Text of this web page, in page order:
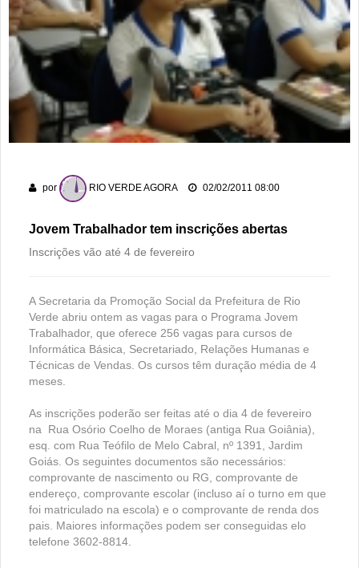
Gameleira
Polícia Militar recupera bicicleta furtada e prende suspeito
em flagrante em Montividiu
Menos é Mais faz show gratuito hoje em Rio Verde na festa
dos 178 anos da cidade
PM recaptura dois foragidos em Rio Verde
com cara de decisão antecipada
por RIO VERDE AGORA 02/02/2011 08:00
Jovem Trabalhador tem inscrições abertas
Inscrições vão até 4 de fevereiro
A Secretaria da Promoção Social da Prefeitura de Rio
Verde abriu ontem as vagas para o Programa Jovem
Trabalhador, que oferece 256 vagas para cursos de
Informática Básica, Secretariado, Relações Humanas e
Técnicas de Vendas. Os cursos têm duração média de 4
meses.
As inscrições poderão ser feitas até o dia 4 de fevereiro
na Rua Osório Coelho de Moraes (antiga Rua Goiânia),
esq. com Rua Teófilo de Melo Cabral, nº 1391, Jardim
Goiás. Os seguintes documentos são necessários:
comprovante de nascimento ou RG, comprovante de
endereço, comprovante escolar (incluso aí o turno em que
foi matriculado na escola) e o comprovante de renda dos
pais. Maiores informações podem ser conseguidas elo
telefone 3602-8814.